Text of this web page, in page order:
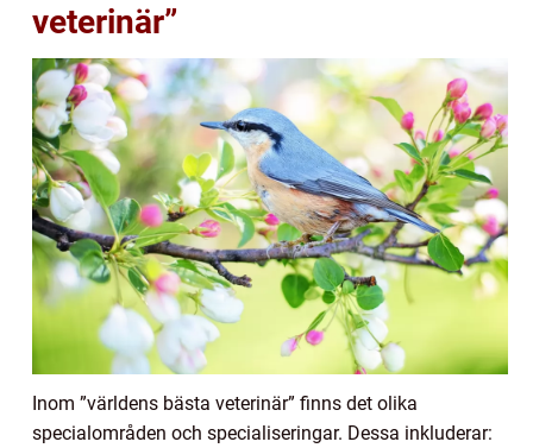
veterinär”
Inom ”världens bästa veterinär” finns det olika
specialområden och specialiseringar. Dessa inkluderar: